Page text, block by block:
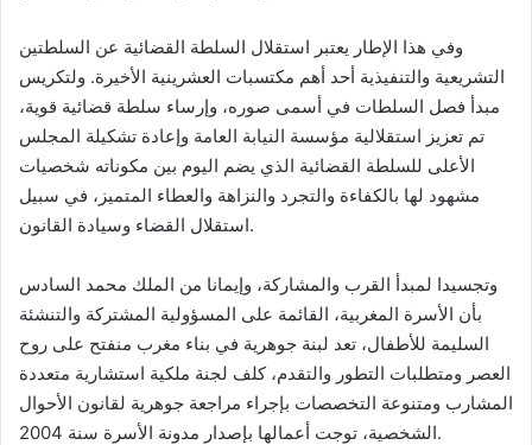
وفي هذا الإطار يعتبر استقلال السلطة القضائية عن السلطتين
التشريعية والتنفيذية أحد أهم مكتسبات العشرينية الأخيرة. ولتكريس
مبدأ فصل السلطات في أسمى صوره، وإرساء سلطة قضائية قوية،
تم تعزيز استقلالية مؤسسة النيابة العامة وإعادة تشكيلة المجلس
الأعلى للسلطة القضائية الذي يضم اليوم بين مكوناته شخصيات
مشهود لها بالكفاءة والتجرد والنزاهة والعطاء المتميز، في سبيل
استقلال القضاء وسيادة القانون.
وتجسيدا لمبدأ القرب والمشاركة، وإيمانا من الملك محمد السادس
بأن الأسرة المغربية، القائمة على المسؤولية المشتركة والتنشئة
السليمة للأطفال، تعد لبنة جوهرية في بناء مغرب منفتح على روح
العصر ومتطلبات التطور والتقدم، كلف لجنة ملكية استشارية متعددة
المشارب ومتنوعة التخصصات بإجراء مراجعة جوهرية لقانون الأحوال
الشخصية، توجت أعمالها بإصدار مدونة الأسرة سنة 2004.